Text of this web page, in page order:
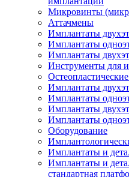
Микровинты
Аттачмены
Имплантаты
Имплантаты
Имплантаты
Инструменты для
Имплантаты
Имплантаты
Имплантаты
Имплантаты
Оборудование
Имплантаты и
Имплантаты и
стандартная